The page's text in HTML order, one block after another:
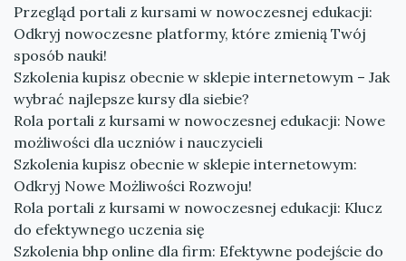
Przegląd portali z kursami w nowoczesnej edukacji:
Odkryj nowoczesne platformy, które zmienią Twój
sposób nauki!
Szkolenia kupisz obecnie w sklepie internetowym – Jak
wybrać najlepsze kursy dla siebie?
Rola portali z kursami w nowoczesnej edukacji: Nowe
możliwości dla uczniów i nauczycieli
Szkolenia kupisz obecnie w sklepie internetowym:
Odkryj Nowe Możliwości Rozwoju!
Rola portali z kursami w nowoczesnej edukacji: Klucz
do efektywnego uczenia się
Szkolenia bhp online dla firm: Efektywne podejście do